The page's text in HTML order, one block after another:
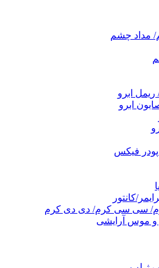
مداد چشم
ریمل ابرو
ابرو
فیکس
کانتور
سی سی کرم/ دی دی کرم
و موس آرایشی